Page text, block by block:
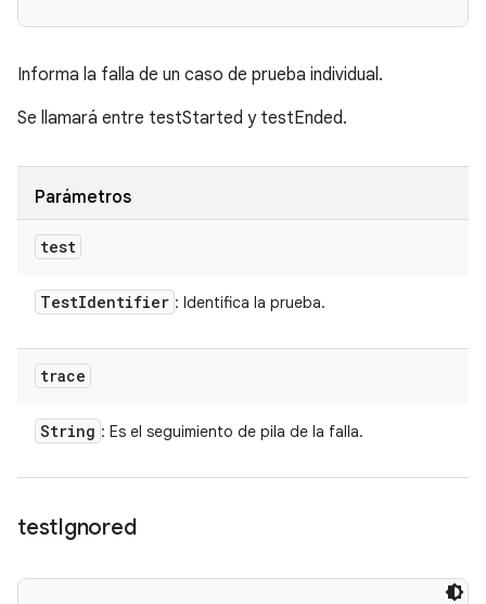
Informa la falla de un caso de prueba individual.
Se llamará entre testStarted y testEnded.
Parámetros
test
TestIdentifier : Identifica la prueba.
trace
String : Es el seguimiento de pila de la falla.
testIgnored